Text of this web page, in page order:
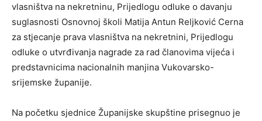
vlasništva na nekretninu, Prijedlogu odluke o davanju
suglasnosti Osnovnoj školi Matija Antun Reljković Cerna
za stjecanje prava vlasništva na nekretnini, Prijedlogu
odluke o utvrđivanja nagrade za rad članovima vijeća i
predstavnicima nacionalnih manjina Vukovarsko-
srijemske županije.
Na početku sjednice Županijske skupštine prisegnuo je